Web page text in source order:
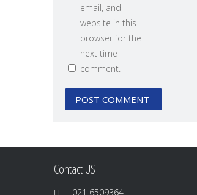
email, and
website in this
browser for the
next time I
comment.
Contact US
021 6509364